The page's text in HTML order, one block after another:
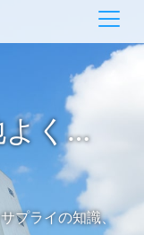
よく…
プライの知識、